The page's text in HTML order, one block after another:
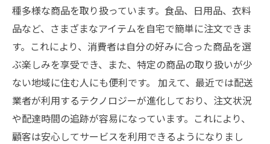
種多様な商品を取り扱っています。食品、日用品、衣料
品など、さまざまなアイテムを自宅で簡単に注文できま
す。これにより、消費者は自分の好みに合った商品を選
ぶ楽しみを享受でき、また、特定の商品の取り扱いが少
ない地域に住む人にも便利です。 加えて、最近では配送
業者が利用するテクノロジーが進化しており、注文状況
や配達時間の追跡が容易になっています。これにより、
顧客は安心してサービスを利用できるようになりまし